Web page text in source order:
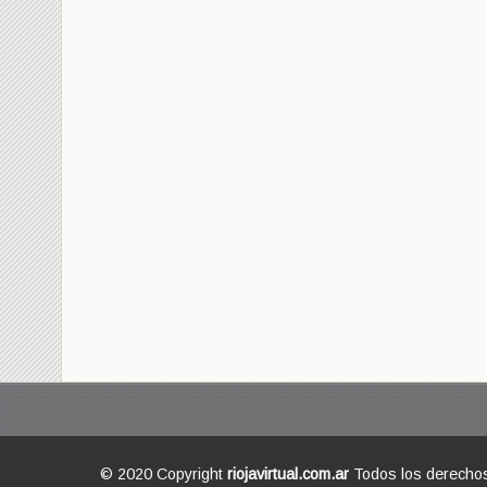
© 2020 Copyright riojavirtual.com.ar Todos los